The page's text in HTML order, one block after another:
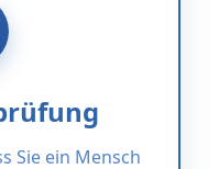
Sie ein Mensch